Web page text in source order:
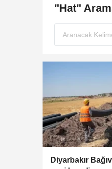
"Hat"
Diyarbakır